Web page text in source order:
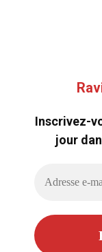
Inscrivez-
jour